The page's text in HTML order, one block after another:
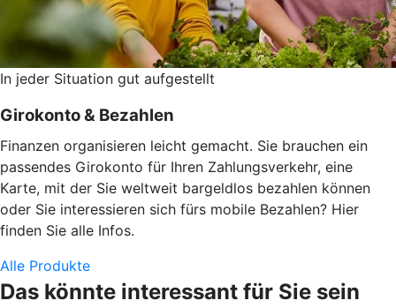
In jeder Situation gut aufgestellt
Girokonto & Bezahlen
Finanzen organisieren leicht gemacht. Sie brauchen ein
passendes Girokonto für Ihren Zahlungsverkehr, eine
Karte, mit der Sie weltweit bargeldlos bezahlen können
oder Sie interessieren sich fürs mobile Bezahlen? Hier
finden Sie alle Infos.
Alle Produkte
Das könnte interessant für Sie sein